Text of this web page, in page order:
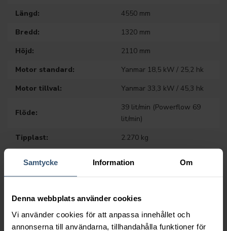
Samtycke Information Om
Denna webbplats använder cookies
Vi använder cookies för att anpassa innehållet och
annonserna till användarna, tillhandahålla funktioner för
Längd:
4550 mm
Bredd:
1320 mm
Höjd:
2110 mm
Motor standard:
Yanmar 18,5 kW / 25,2 hk
Motor tillval:
Yanmar 33,3 kW / 45,3 hk
Flöde:
39 lit/min (Powerflow 69
lit/min)
Tipplast:
2.270 kg
Vändradie:
Hastighet:
20/30 km/h
Broschyr (pdf)